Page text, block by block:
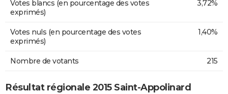
Votes blancs (en pourcentage des votes
exprimés)
3,72%
Votes nuls (en pourcentage des votes
exprimés)
1,40%
Nombre de votants 215
Résultat régionale 2015 Saint-Appolinard